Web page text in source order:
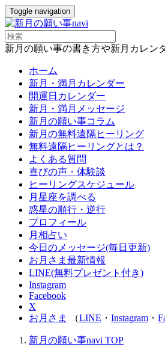
Toggle navigation
新月の願い事の書き方や新月カレン
ホーム
新月・満月カレンダー
開運日カレンダー
新月・満月メッセージ
新月の願い事コラム
新月の無料遠隔ヒーリング
無料遠隔ヒーリングとは？
よくある質問
喜びの声・体験談
ヒーリングスケジュール
月星座を調べる
惑星の順行・逆行
プロフィール
月相占い
今日のメッセージ(毎日更新)
お月さま最新情報
LINE(無料プレゼント付き)
Instagram
Facebook
X
お月さま
（LINE ・ Instagram ・
新月の願い事navi TOP